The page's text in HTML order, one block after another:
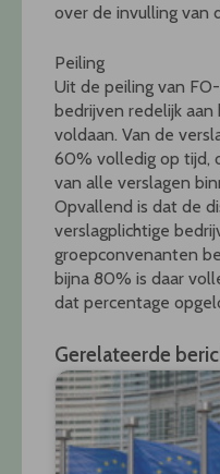
over de invulling van
Peiling
Uit de peiling van
bedrijven redelijk
voldaan. Van de
60% volledig op tijd,
van alle verslagen
Opvallend is dat de
verslagplichtige
groepconvenanten
bijna 80% is daar
dat percentage
Gerelateerde